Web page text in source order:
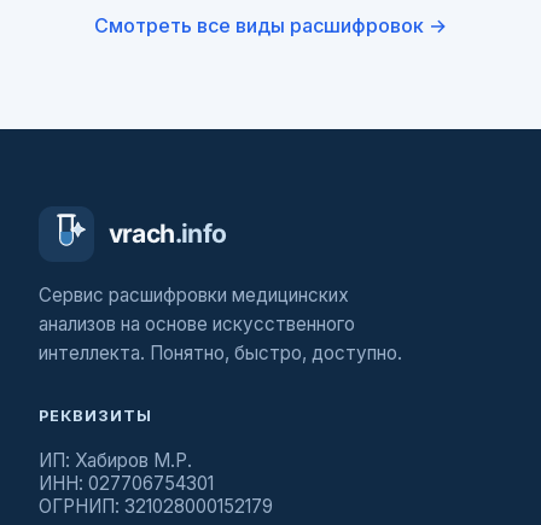
Смотреть все виды расшифровок →
Сервис расшифровки медицинских
анализов на основе искусственного
интеллекта. Понятно, быстро, доступно.
РЕКВИЗИТЫ
ИП: Хабиров М.Р.
ИНН: 027706754301
ОГРНИП: 321028000152179